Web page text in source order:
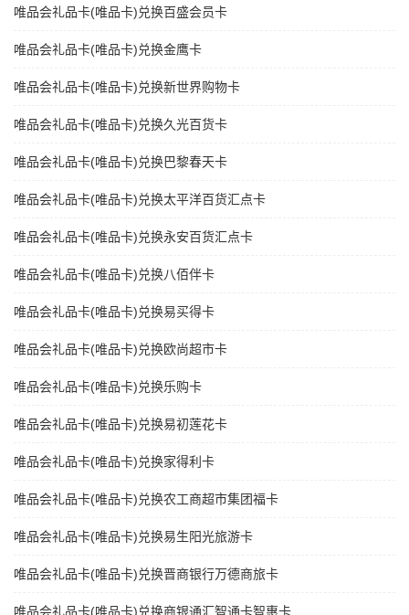
唯品会礼品卡(唯品卡)兑换百盛会员卡
唯品会礼品卡(唯品卡)兑换金鹰卡
唯品会礼品卡(唯品卡)兑换新世界购物卡
唯品会礼品卡(唯品卡)兑换久光百货卡
唯品会礼品卡(唯品卡)兑换巴黎春天卡
唯品会礼品卡(唯品卡)兑换太平洋百货汇点卡
唯品会礼品卡(唯品卡)兑换永安百货汇点卡
唯品会礼品卡(唯品卡)兑换八佰伴卡
唯品会礼品卡(唯品卡)兑换易买得卡
唯品会礼品卡(唯品卡)兑换欧尚超市卡
唯品会礼品卡(唯品卡)兑换乐购卡
唯品会礼品卡(唯品卡)兑换易初莲花卡
唯品会礼品卡(唯品卡)兑换家得利卡
唯品会礼品卡(唯品卡)兑换农工商超市集团福卡
唯品会礼品卡(唯品卡)兑换易生阳光旅游卡
唯品会礼品卡(唯品卡)兑换晋商银行万德商旅卡
唯品会礼品卡(唯品卡)兑换商银通汇智通卡智惠卡